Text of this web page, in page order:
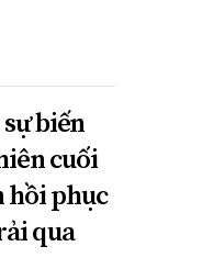
biến
cuối
hồi phục
qua